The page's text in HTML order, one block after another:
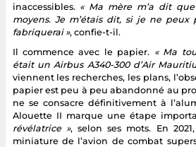
inaccessibles. « Ma mère m’a dit
moyens. Je m’étais dit, si je ne peux
fabriquerai », confie-t-il.
Il commence avec le papier. « Ma
était un Airbus A340-300 d’Air
viennent les recherches, les plans,
papier est peu à peu abandonné au
ne se consacre définitivement à
Alouette II marque une étape
révélatrice », selon ses mots. En
miniature de l’avion de combat